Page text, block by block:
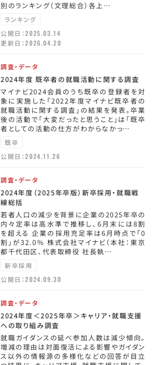
別のランキング（文理総合）各上…
ランキング
公開日：2025.03.14
更新日：2026.04.20
調査・データ
2024年度 既卒者の就職活動に関する調査
マイナビ2024会員のうち既卒の登録者を対
象に実施した「2022年度マイナビ既卒者の
就職活動に関する調査」の結果を発表。卒業
後の活動で「大変だったと思うこと」は「既卒
者としての活動の仕方がわからなかっ…
既卒
公開日：2024.11.26
調査・データ
2024年度（2025年卒版）新卒採用・就職戦
線総括
若者人口の減少を背景に企業の2025年卒の
内々定率は高水準で推移し、6月末には8割
を超える 企業の採用充足率は6月時点で「0
割」が32.0％ 株式会社マイナビ（本社：東京
都千代田区、代表取締役 社長執…
新卒採用
公開日：2024.09.30
調査・データ
2024年度＜2025年卒＞キャリア・就職支援
への取り組み調査
就職ガイダンスの延べ参加人数は減少傾向。
増減の理由は対面復活による影響やガイダン
ス以外の情報源の多様化などの回答が目立